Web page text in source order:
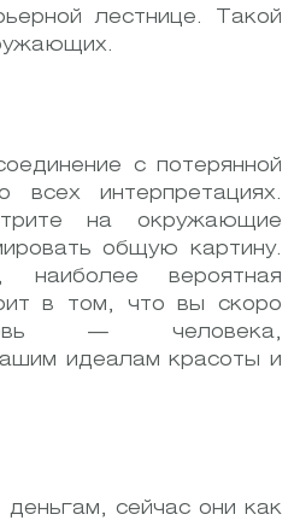
лестнице. Такой
с потерянной
интерпретациях.
на окружающие
общую картину.
вероятная
в том, что вы скоро
— человека,
идеалам красоты и
деньгам, сейчас они как